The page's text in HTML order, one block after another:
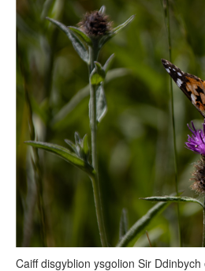
Caiff disgyblion ysgolion Sir